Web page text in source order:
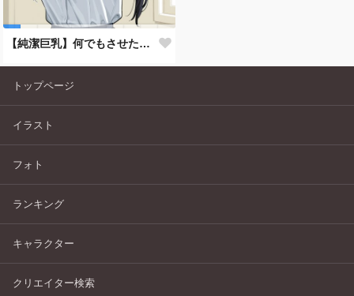
【純潔巨乳】何でもさせたい 汐見 帆乃夏（しおみ ほのか）【制服美少女】
トップページ
イラスト
フォト
ランキング
キャラクター
クリエイター検索